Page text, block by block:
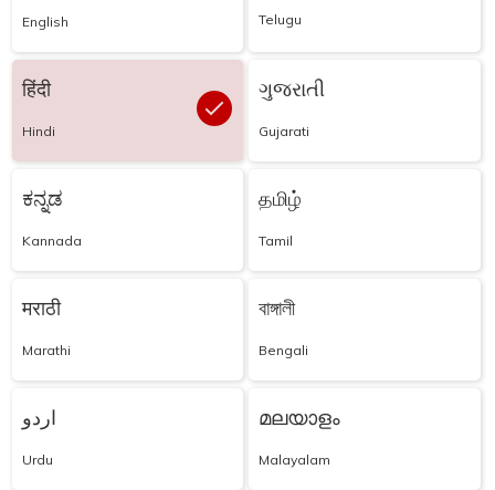
English Telugu
हिंदी
Hindi
ગુજરાતી
Gujarati
ಕನ್ನಡ
Kannada
தமிழ்
Tamil
मराठी
Marathi
বাঙ্গালী
Bengali
اردو
Urdu
മലയാളം
Malayalam